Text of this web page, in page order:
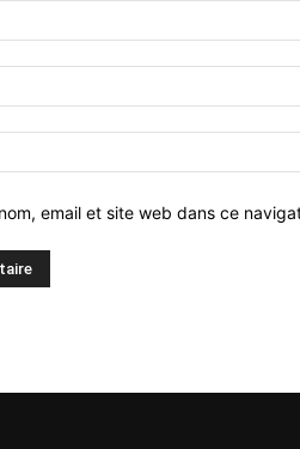
email et site web dans ce